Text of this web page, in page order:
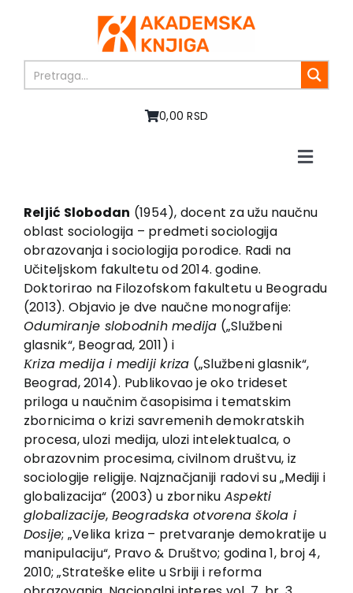
0,00 RSD
Toggle
About us
Books
In preparation
Sale
Authors
News
EU PROJECTS
Contact
Reljić Slobodan (1954), docent za užu naučnu
oblast sociologija – predmeti sociologija
obrazovanja i sociologija porodice. Radi na
Učiteljskom fakultetu od 2014. godine.
Doktorirao na Filozofskom fakultetu u Beogradu
(2013). Objavio je dve naučne monografije:
Odumiranje slobodnih medija („Službeni
glasnik“, Beograd, 2011) i
Кriza medija i mediji kriza („Službeni glasnik“,
Beograd, 2014). Publikovao je oko trideset
priloga u naučnim časopisima i tematskim
zbornicima o krizi savremenih demokratskih
procesa, ulozi medija, ulozi intelektualca, o
obrazovnim procesima, civilnom društvu, iz
sociologije religije. Najznačjaniji radovi su „Mediji i
globalizacija“ (2003) u zborniku Aspekti
globalizacije, Beogradska otvorena škola i
Dosije; „Velika kriza – pretvaranje demokratije u
manipulaciju“, Pravo & Društvo; godina 1, broj 4,
2010; „Strateške elite u Srbiji i reforma